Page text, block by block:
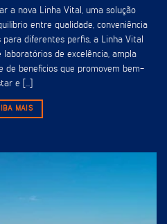
a nova Linha Vital, uma solução
entre qualidade, conveniência
para diferentes perfis, a Linha Vital
de excelência, ampla
de benefícios que promovem bem-
e [...]
MAIS